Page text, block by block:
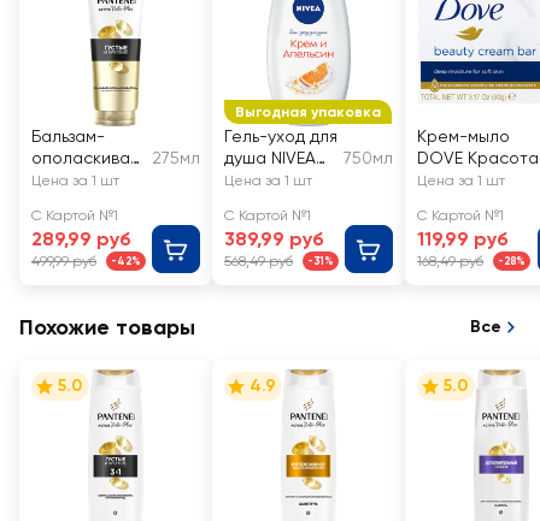
Бальзам-
ополаскиват
ель для волос
Густые и
крепкие
275мл
Цена за 1 шт
С Картой №1
289,99 руб
499,99 руб -42%
Выгодная упаковка
Гель-уход для
душа NIVEA
Крем
увлажняющий
750мл
Цена за 1 шт
С Картой №1
389,99 руб
568,49 руб -31%
Крем-мыло
DOVE
уход
Цена за 1 шт
С Картой №1
119,99 руб
168,49 руб -28%
Похожие товары Все
5.0 4.9 5.0